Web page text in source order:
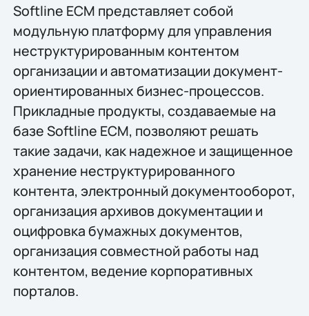
Softline ECM представляет собой
модульную платформу для управления
неструктурированным контентом
организации и автоматизации документ-
ориентированных бизнес-процессов.
Прикладные продукты, создаваемые на
базе Softline ECM, позволяют решать
такие задачи, как надежное и защищенное
хранение неструктурированного
контента, электронный документооборот,
организация архивов документации и
оцифровка бумажных документов,
организация совместной работы над
контентом, ведение корпоративных
порталов.